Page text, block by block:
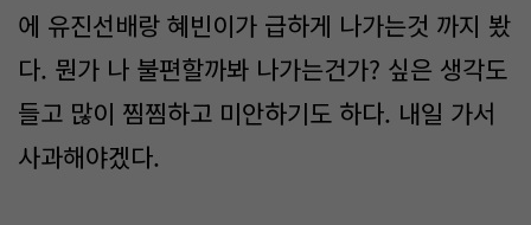
에 유진선배랑 혜빈이가 급하게 나가는것 까지 봤
다. 뭔가 나 불편할까봐 나가는건가? 싶은 생각도
들고 많이 찜찜하고 미안하기도 하다. 내일 가서
사과해야겠다.